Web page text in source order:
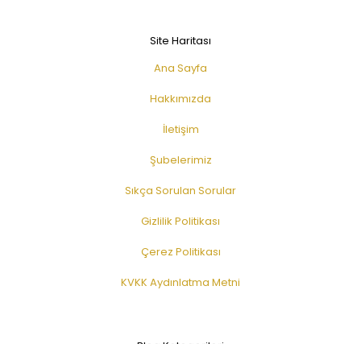
Site Haritası
Ana Sayfa
Hakkımızda
İletişim
Şubelerimiz
Sıkça Sorulan Sorular
Gizlilik Politikası
Çerez Politikası
KVKK Aydınlatma Metni